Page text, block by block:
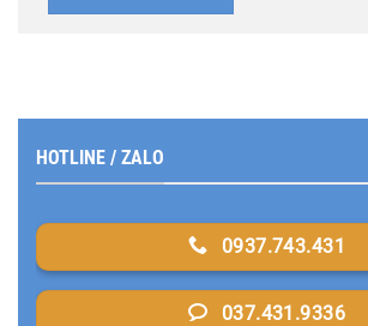
HOTLINE / ZALO
0937.743.431
037.431.9336